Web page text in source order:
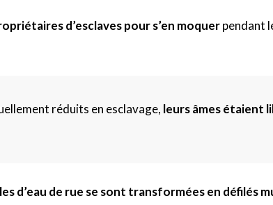
d’esclaves pour s’en moquerpendant
réduits en esclavage, leurs âmes étaient
d’eau de rue se sont transformées en défilés